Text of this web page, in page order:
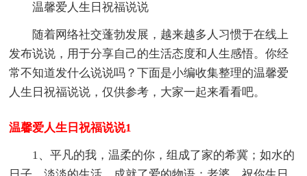
温馨爱人生日祝福说说
随着网络社交蓬勃发展，越来越多人习惯于在线上
发布说说，用于分享自己的生活态度和人生感悟。你经
常不知道发什么说说吗？下面是小编收集整理的温馨爱
人生日祝福说说，仅供参考，大家一起来看看吧。
温馨爱人生日祝福说说1
1、平凡的我，温柔的你，组成了家的希冀；如水的